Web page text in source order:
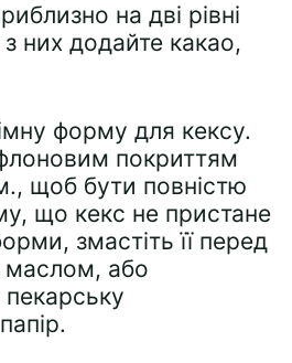
на дві рівні
них додайте какао,
форму для кексу.
покриттям
щоб бути повністю
що кекс не пристане
змастіть її перед
або